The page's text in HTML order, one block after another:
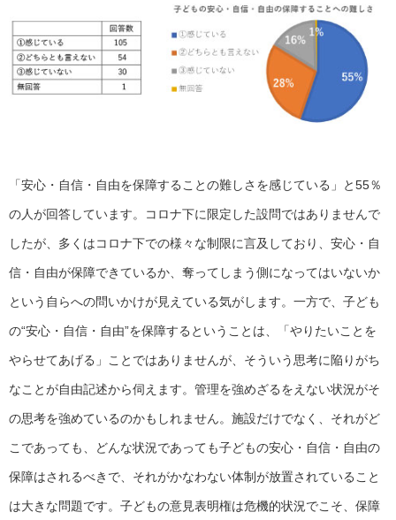
「安心・自信・自由を保障することの難しさを感じている」と55％
の人が回答しています。コロナ下に限定した設問ではありませんで
したが、多くはコロナ下での様々な制限に言及しており、安心・自
信・自由が保障できているか、奪ってしまう側になってはいないか
という自らへの問いかけが見えている気がします。一方で、子ども
の“安心・自信・自由”を保障するということは、「やりたいことを
やらせてあげる」ことではありませんが、そういう思考に陥りがち
なことが自由記述から伺えます。管理を強めざるをえない状況がそ
の思考を強めているのかもしれません。施設だけでなく、それがど
こであっても、どんな状況であっても子どもの安心・自信・自由の
保障はされるべきで、それがかなわない体制が放置されていること
は大きな問題です。子どもの意見表明権は危機的状況でこそ、保障